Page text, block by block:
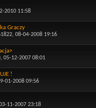
2010 11:58
Graczy
, 08-04-2008 19:16
, 05-12-2007 08:01
!
01-2008 09:56
11-2007 23:18